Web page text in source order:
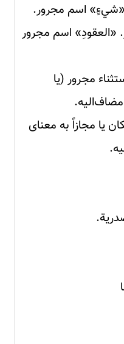
اسم مجرور.
اسم مجرور
مجرور (یا
یا مجازاً به معنای